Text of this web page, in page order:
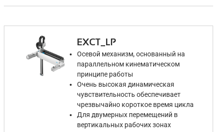
EXCT_LP
Осевой механизм, основанный на
параллельном кинематическом
принципе работы
Очень высокая динамическая
чувствительность обеспечивает
чрезвычайно короткое время цикла
Для двумерных перемещений в
вертикальных рабочих зонах